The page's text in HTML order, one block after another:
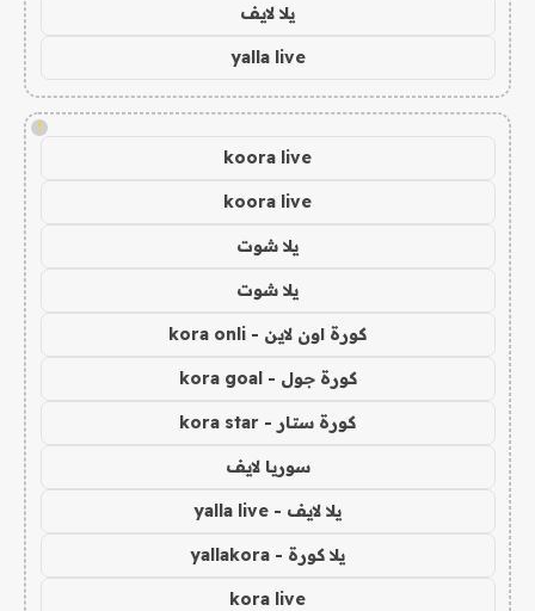
يلا لايف
yalla live
!
koora live
koora live
يلا شوت
يلا شوت
كورة اون لاين - kora onli
كورة جول - kora goal
كورة ستار - kora star
سوريا لايف
يلا لايف - yalla live
يلا كورة - yallakora
kora live